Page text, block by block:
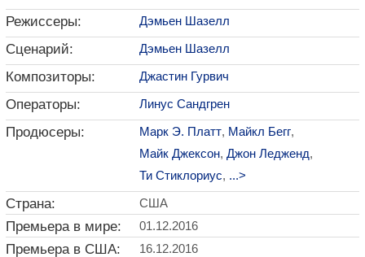
Режиссеры: Дэмьен Шазелл
Сценарий: Дэмьен Шазелл
Композиторы: Джастин Гурвич
Операторы: Линус Сандгрен
Продюсеры: Марк Э. Платт, Майкл Бегг,
Майк Джексон, Джон Ледженд,
Ти Стиклориус, ...>
Страна: США
Премьера в мире: 01.12.2016
Премьера в США: 16.12.2016